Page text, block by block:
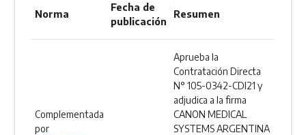
Norma
Fecha de
publicación
Resumen
Complementada
por
Aprueba la
Contratación Directa
N° 105-0342-CDI21 y
adjudica a la firma
CANON MEDICAL
SYSTEMS ARGENTINA